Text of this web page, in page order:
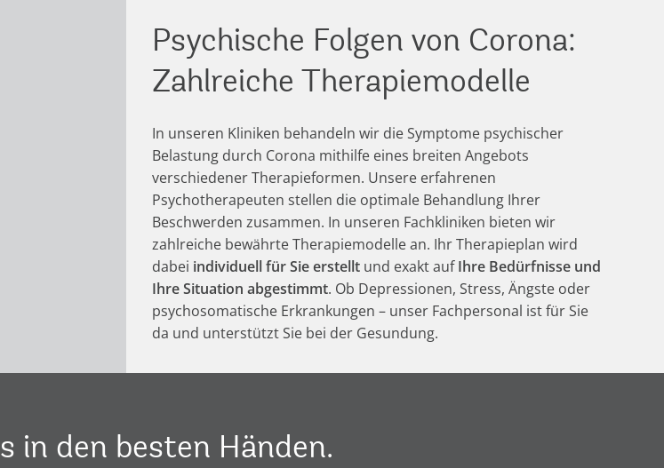
Psychische Folgen von Corona:
Zahlreiche Therapiemodelle
In unseren Kliniken behandeln wir die Symptome psychischer
Belastung durch Corona mithilfe eines breiten Angebots
verschiedener Therapieformen. Unsere erfahrenen
Psychotherapeuten stellen die optimale Behandlung Ihrer
Beschwerden zusammen. In unseren Fachkliniken bieten wir
zahlreiche bewährte Therapiemodelle an. Ihr Therapieplan wird
dabei individuell für Sie erstellt und exakt aufIhre Bedürfnisse und
Ihre Situation abgestimmt. Ob Depressionen, Stress, Ängste oder
psychosomatische Erkrankungen – unser Fachpersonal ist für Sie
da und unterstützt Sie bei der Gesundung.
in den besten Händen.